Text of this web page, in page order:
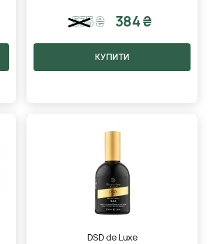
575₴ 384 ₴
КУПИТИ
DSD de Luxe